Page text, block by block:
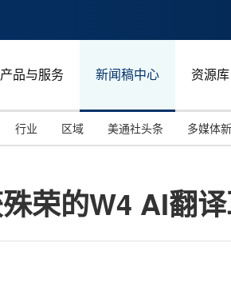
产品与服务 新闻稿中心 资源库
行业 区域 美通社头条 多媒体
荣的W4 AI翻